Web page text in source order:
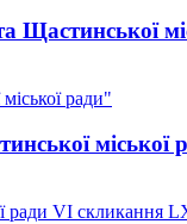
ради"
ради VI скликання